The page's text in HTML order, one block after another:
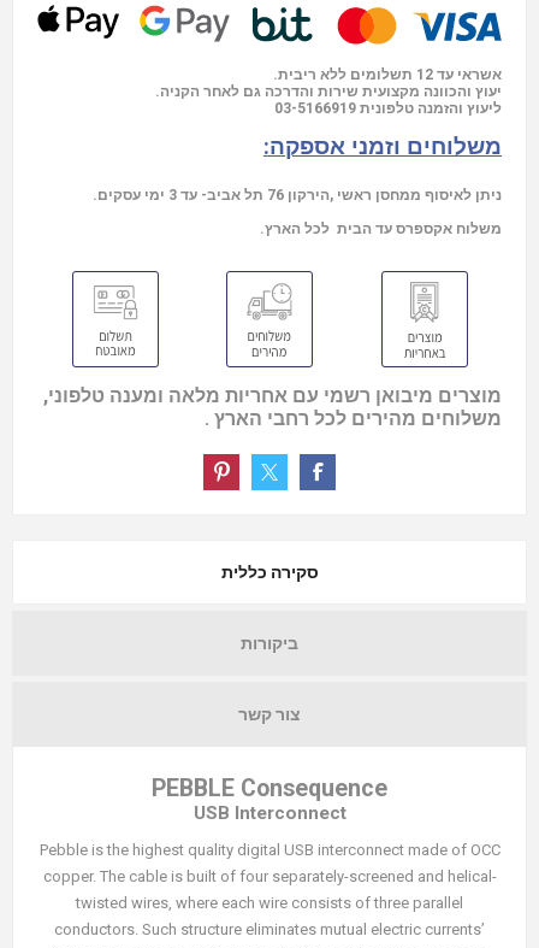
אשראי עד 12 תשלומים ללא ריבית.
יעוץ והכוונה מקצועית שירות והדרכה גם לאחר הקניה.
ליעוץ והזמנה טלפונית 03-5166919
משלוחים וזמני אספקה:
ניתן לאיסוף ממחסן ראשי ,הירקון 76 תל אביב- עד 3 ימי עסקים.
משלוח אקספרס עד הבית לכל הארץ.
מוצרים מיבואן רשמי עם אחריות מלאה ומענה טלפוני,
משלוחים מהירים לכל רחבי הארץ .
סקירה כללית
ביקורות
צור קשר
PEBBLE Consequence
USB Interconnect
Pebble is the highest quality digital USB interconnect made of OCC
copper. The cable is built of four separately-screened and helical-
twisted wires, where each wire consists of three parallel
conductors. Such structure eliminates mutual electric currents’